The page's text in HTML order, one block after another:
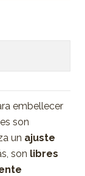
embellecer
son
un ajuste
son libres